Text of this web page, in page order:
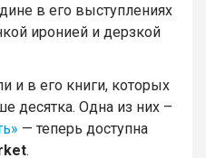
в его выступлениях
иронией и дерзкой
и в его книги, которых
десятка. Одна из них –
— теперь доступна
.